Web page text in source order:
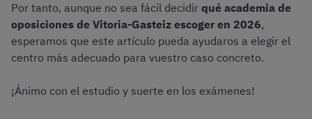
Por tanto, aunque no sea fácil decidir qué academia de
oposiciones de Vitoria-Gasteiz escoger en 2026,
esperamos que este artículo pueda ayudaros a elegir el
centro más adecuado para vuestro caso concreto.
¡Ánimo con el estudio y suerte en los exámenes!